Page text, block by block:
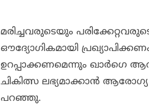
മരിച്ചവരുടെയും
ഔദ്യോഗികമായി
ഉറപ്പാക്കണമെന്നും ഖാര്‍ഗെ
ചികിത്സ ലഭ്യമാക്കാന്‍
പറഞ്ഞു.